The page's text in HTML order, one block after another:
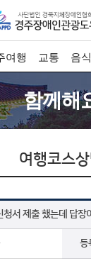
여행 교통 음
함께해
여행코스
청서 제출 했는데 답장
등